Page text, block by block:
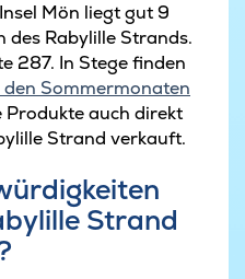
Mön liegt gut 9
des Rabylille Strands.
287. In Stege finden
den Sommermonaten
auch direkt
Strand verkauft.
Strand